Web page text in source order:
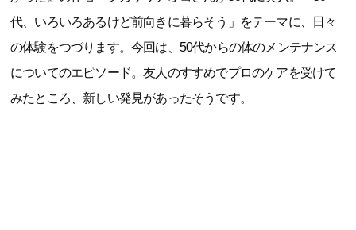
代、いろいろあるけど前向きに暮らそう」をテーマに、日々
の体験をつづります。今回は、50代からの体のメンテナンス
についてのエピソード。友人のすすめでプロのケアを受けて
みたところ、新しい発見があったそうです。